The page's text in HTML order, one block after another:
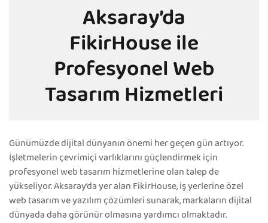
Aksaray’da
FikirHouse ile
Profesyonel Web
Tasarım Hizmetleri
Günümüzde dijital dünyanın önemi her geçen gün artıyor.
İşletmelerin çevrimiçi varlıklarını güçlendirmek için
profesyonel web tasarım hizmetlerine olan talep de
yükseliyor. Aksaray’da yer alan FikirHouse, iş yerlerine özel
web tasarım ve yazılım çözümleri sunarak, markaların dijital
dünyada daha görünür olmasına yardımcı olmaktadır.